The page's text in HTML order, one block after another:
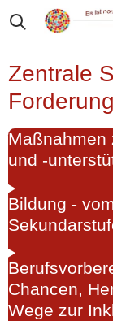
Zum
Hauptinhalt
Zentrale
Maßnahmen
und -
Bildung -
Chancen,
Wege zur